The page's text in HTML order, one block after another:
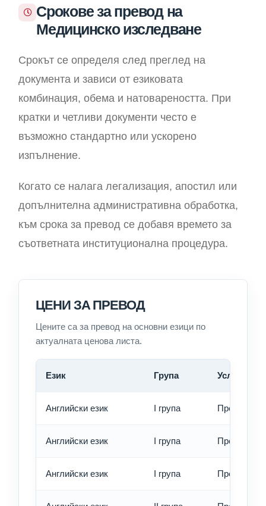
Срокове за превод на
Медицинско изследване
Срокът се определя след преглед на
документа и зависи от езиковата
комбинация, обема и натовареността. При
кратки и четливи документи често е
възможно стандартно или ускорено
изпълнение.
Когато се налага легализация, апостил или
допълнителна административна обработка,
към срока за превод се добавя времето за
съответната институционална процедура.
ЦЕНИ ЗА ПРЕВОД
Цените са за превод на основни езици по
актуалната ценова листа.
Език Група Услуга
Английски език I група Превод -
Английски език I група Превод -
Английски език I група Превод -